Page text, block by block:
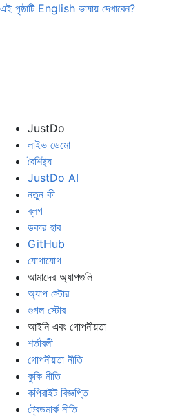
এই পৃষ্ঠাটি English ভাষায় দেখাবেন?
JustDo
লাইভ ডেমো
বৈশিষ্ট্য
JustDo AI
নতুন কী
ব্লগ
ডকার হাব
GitHub
যোগাযোগ
আমাদের অ্যাপগুলি
অ্যাপ স্টোর
গুগল স্টোর
আইনি এবং গোপনীয়তা
শর্তাবলী
গোপনীয়তা নীতি
কুকি নীতি
কপিরাইট বিজ্ঞপ্তি
ট্রেডমার্ক নীতি